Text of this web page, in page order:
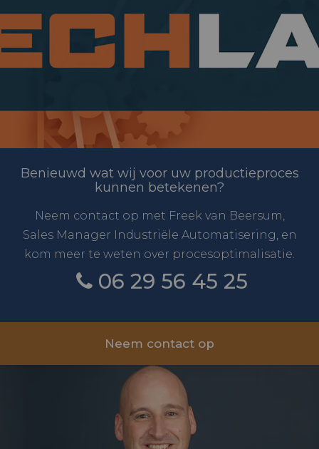
Benieuwd wat wij voor uw productieproces
kunnen betekenen?
Neem contact op met Freek van Beersum,
Sales Manager Industriële Automatisering, en
kom meer te weten over procesoptimalisatie.
06 29 56 45 25
Neem contact op